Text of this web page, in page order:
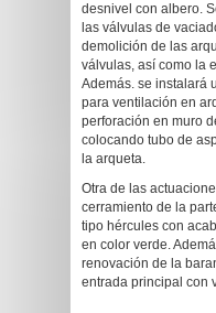
desnivel con albero.
las válvulas de
demolición de las
válvulas, así como la
Además. se instalará
para ventilación en
perforación en muro
colocando tubo de
la arqueta.
Otra de las
cerramiento de la
tipo hércules con
en color verde.
renovación de la
entrada principal con